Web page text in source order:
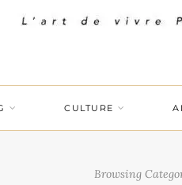
CULTURE
Browsing